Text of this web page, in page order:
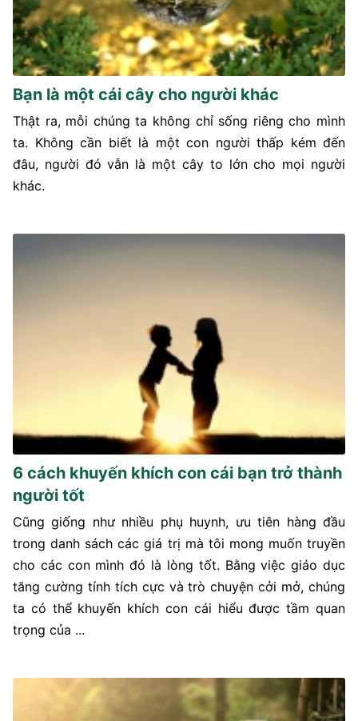
Bạn là một cái cây cho người khác
Thật ra, mỗi chúng ta không chỉ sống riêng cho mình
ta. Không cần biết là một con người thấp kém đến
đâu, người đó vẫn là một cây to lớn cho mọi người
khác.
6 cách khuyến khích con cái bạn trở thành
người tốt
Cũng giống như nhiều phụ huynh, ưu tiên hàng đầu
trong danh sách các giá trị mà tôi mong muốn truyền
cho các con mình đó là lòng tốt. Bằng việc giáo dục
tăng cường tính tích cực và trò chuyện cởi mở, chúng
ta có thể khuyến khích con cái hiểu được tầm quan
trọng của ...